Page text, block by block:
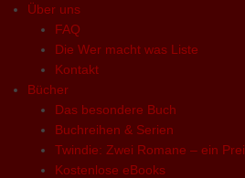
Über uns
FAQ
Die Wer macht was Liste
Kontakt
Bücher
Das besondere Buch
Buchreihen & Serien
Twindie: Zwei Romane – ein
Kostenlose eBooks